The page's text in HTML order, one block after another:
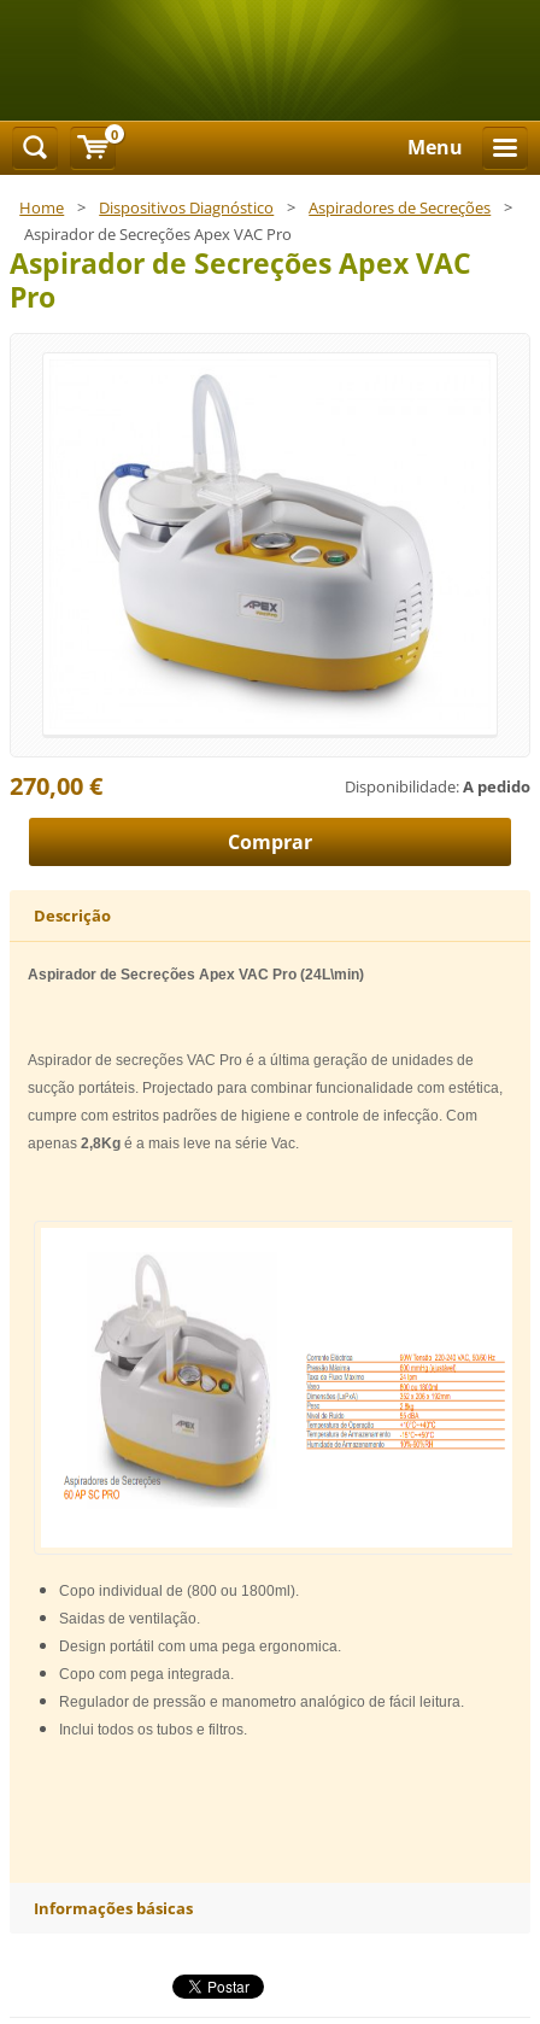
Menu
Home > Dispositivos Diagnóstico > Aspiradores de Secreções
>
Aspirador de Secreções Apex VAC Pro
Aspirador de Secreções Apex VAC
Pro
Disponibilidade:A pedido
270,00 €
Descrição
Aspirador de Secreções Apex VAC Pro (24L\min)
Aspirador de secreções VAC Pro é a última geração de unidades de
sucção portáteis. Projectado para combinar funcionalidade com estética,
cumpre com estritos padrões de higiene e controle de infecção. Com
apenas2,8Kg é a mais leve na série Vac.
Copo individual de (800 ou 1800ml).
Saidas de ventilação.
Design portátil com uma pega ergonomica.
Copo com pega integrada.
Regulador de pressão e manometro analógicode fácil leitura.
Inclui todos os tubos e filtros.
Informações básicas
0